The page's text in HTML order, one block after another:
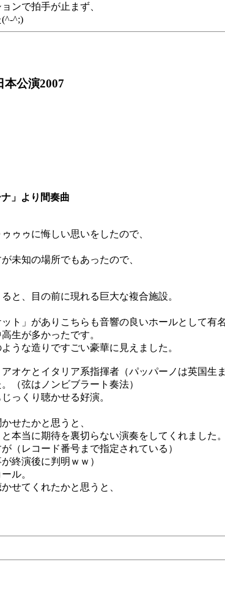
ンで拍手が止まず、
^;)
本公演2007
」より間奏曲
ゥゥに悔しい思いをしたので、
未知の場所でもあったので、
と、目の前に現れる巨大な複合施設。
ト」がありこちらも音響の良いホールとして有名
生が多かったです。
うな造りですごい豪華に見えました。
オケとイタリア系指揮者（パッパーノは英国生
（弦はノンビブラート奏法）
っくり聴かせる好演。
せたかと思うと、
本当に期待を裏切らない演奏をしてくれました。
（レコード番号まで指定されている）
終演後に判明ｗｗ）
ル。
せてくれたかと思うと、